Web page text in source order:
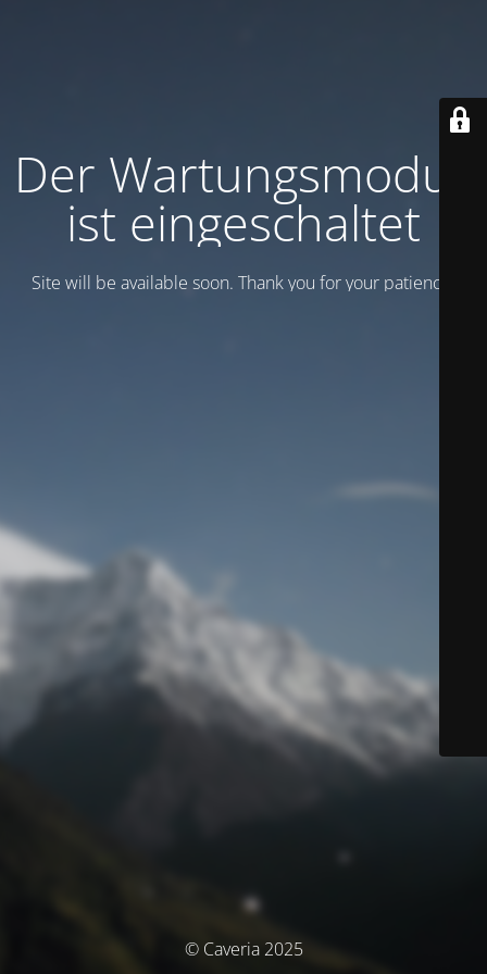
Der Wartungsmodus
ist eingeschaltet
Site will be available soon. Thank you for your patience!
© Caveria 2025